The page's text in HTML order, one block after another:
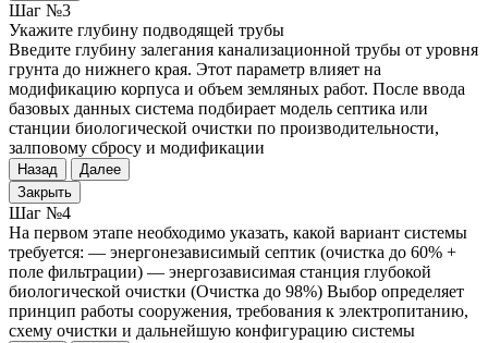
Шаг №3
Укажите глубину подводящей трубы
Введите глубину залегания канализационной трубы от уровня
грунта до нижнего края. Этот параметр влияет на
модификацию корпуса и объем земляных работ. После ввода
базовых данных система подбирает модель септика или
станции биологической очистки по производительности,
залповому сбросу и модификации
Назад
Далее
Закрыть
Шаг №4
На первом этапе необходимо указать, какой вариант системы
требуется: — энергонезависимый септик (очистка до 60% +
поле фильтрации) — энергозависимая станция глубокой
биологической очистки (Очистка до 98%) Выбор определяет
принцип работы сооружения, требования к электропитанию,
схему очистки и дальнейшую конфигурацию системы